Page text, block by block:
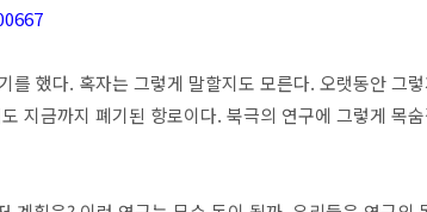
를 했다. 혹자는 그렇게 말할지도 모른다. 오랫동안 그
지금까지 폐기된 항로이다. 북극의 연구에 그렇게 목